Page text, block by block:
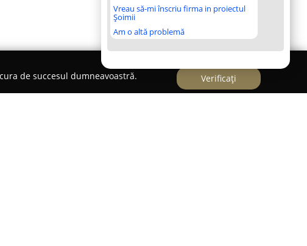
Vreau să-mi înscriu firma in proiectul
Șoimii
Am o altă problemă
de succesul dumneavoastră.
Verificați